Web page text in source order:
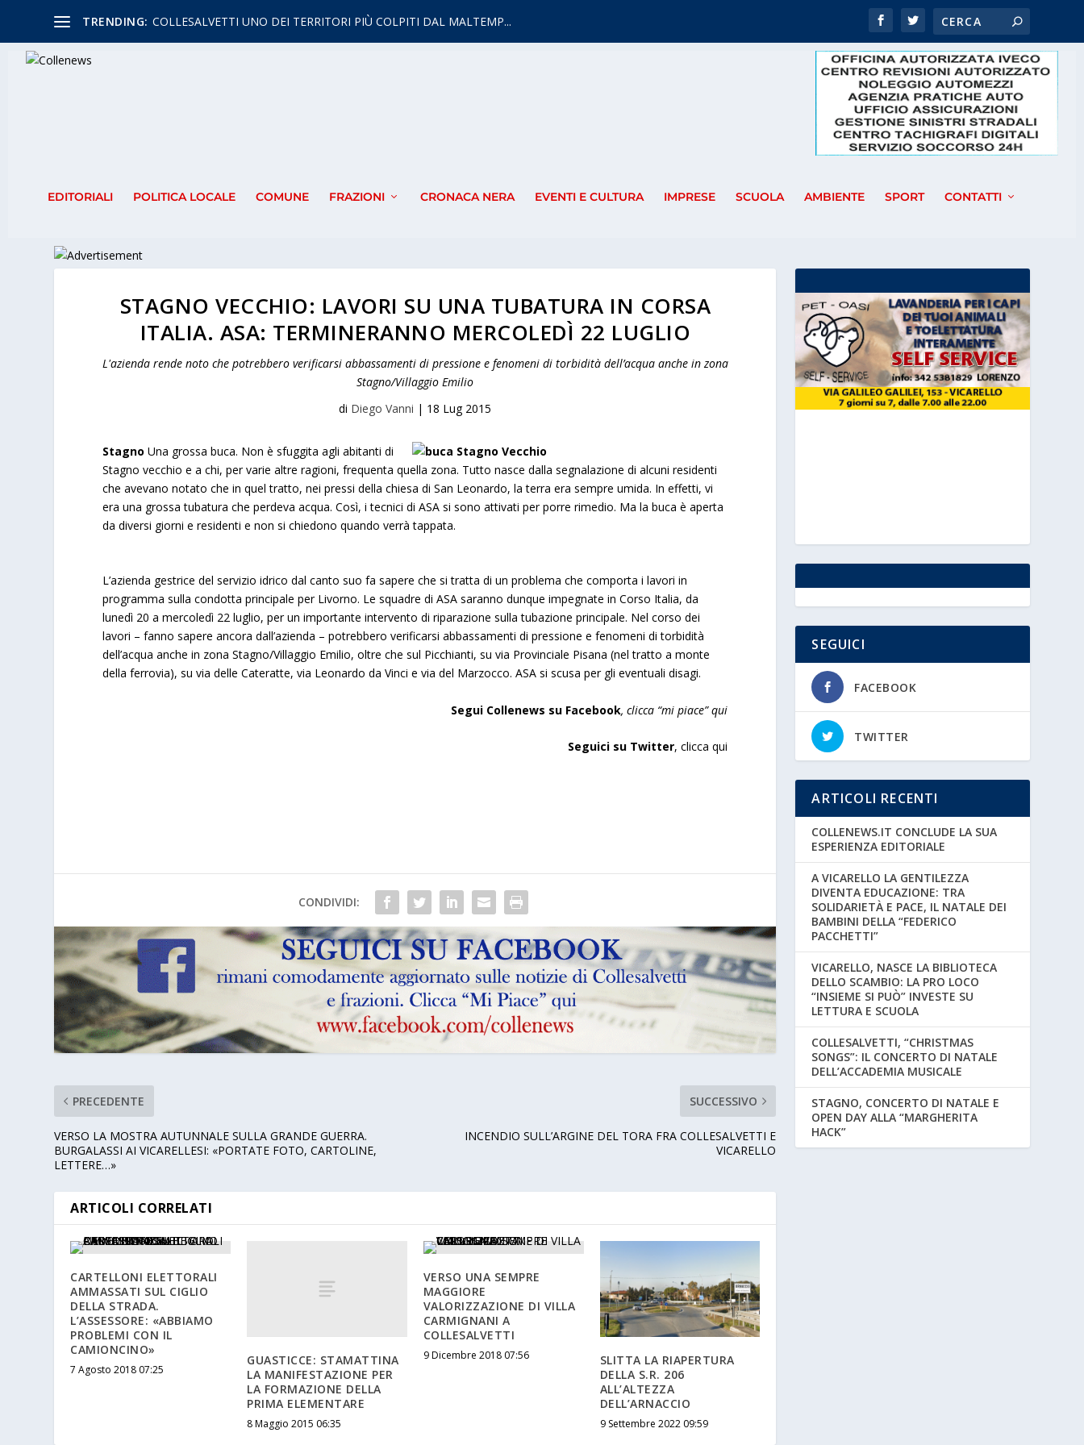
TRENDING: COLLESALVETTI UNO DEI TERRITORI PIÙ COLPITI DAL MALTEMP...
EDITORIALI POLITICA LOCALE COMUNE FRAZIONI CRONACA NERA EVENTI E CULTURA IMPRESE SCUOLA AMBIENTE SPORT CONTATTI
STAGNO VECCHIO: LAVORI SU UNA TUBATURA IN CORSA
ITALIA. ASA: TERMINERANNO MERCOLEDÌ 22 LUGLIO
L'azienda rende noto che potrebbero verificarsi abbassamenti di pressione e fenomeni di torbidità dell’acqua anche in zona
Stagno/Villaggio Emilio
di Diego Vanni | 18 Lug 2015
StagnoUna grossa buca. Non è sfuggita agli abitanti di
Stagno vecchio e a chi, per varie altre ragioni, frequenta quella zona. Tutto nasce dalla segnalazione di alcuni residenti
che avevano notato che in quel tratto, nei pressi della chiesa di San Leonardo, la terra era sempre umida. In effetti, vi
era una grossa tubatura che perdeva acqua. Così, i tecnici di ASA si sono attivati per porre rimedio. Ma la buca è aperta
da diversi giorni e residenti e non si chiedono quando verrà tappata.
L’azienda gestrice del servizio idrico dal canto suo fa sapere che si tratta di un problema che comporta i lavori in
programma sulla condotta principale per Livorno. Le squadre di ASA saranno dunque impegnate in Corso Italia, da
lunedì 20 a mercoledì 22 luglio, per un importante intervento di riparazione sulla tubazione principale. Nel corso dei
lavori – fanno sapere ancora dall’azienda – potrebbero verificarsi abbassamenti di pressione e fenomeni di torbidità
dell’acqua anche in zona Stagno/Villaggio Emilio, oltre che sul Picchianti, su via Provinciale Pisana (nel tratto a monte
della ferrovia), su via delle Cateratte, via Leonardo da Vinci e via del Marzocco. ASA si scusa per gli eventuali disagi.
Segui Collenews su Facebook, clicca “mi piace”qui
Seguici su Twitter,clicca qui
CONDIVIDI:
PRECEDENTE
VERSO LA MOSTRA AUTUNNALE SULLA GRANDE GUERRA.
BURGALASSI AI VICARELLESI: «PORTATE FOTO, CARTOLINE,
LETTERE…»
SUCCESSIVO
INCENDIO SULL’ARGINE DEL TORA FRA COLLESALVETTI E
VICARELLO
ARTICOLI CORRELATI
CARTELLONI ELETTORALI
AMMASSATI SUL CIGLIO
DELLA STRADA.
L’ASSESSORE: «ABBIAMO
PROBLEMI CON IL
CAMIONCINO»
7 Agosto 2018 07:25
GUASTICCE: STAMATTINA
LA MANIFESTAZIONE PER
LA FORMAZIONE DELLA
PRIMA ELEMENTARE
8 Maggio 2015 06:35
VERSO UNA SEMPRE
MAGGIORE
VALORIZZAZIONE DI VILLA
CARMIGNANI A
COLLESALVETTI
9 Dicembre 2018 07:56
SLITTA LA RIAPERTURA
DELLA S.R. 206
ALL’ALTEZZA
DELL’ARNACCIO
9 Settembre 2022 09:59
SEGUICI
FACEBOOK
TWITTER
ARTICOLI RECENTI
COLLENEWS.IT CONCLUDE LA SUA
ESPERIENZA EDITORIALE
A VICARELLO LA GENTILEZZA
DIVENTA EDUCAZIONE: TRA
SOLIDARIETÀ E PACE, IL NATALE DEI
BAMBINI DELLA “FEDERICO
PACCHETTI”
VICARELLO, NASCE LA BIBLIOTECA
DELLO SCAMBIO: LA PRO LOCO
“INSIEME SI PUÒ” INVESTE SU
LETTURA E SCUOLA
COLLESALVETTI, “CHRISTMAS
SONGS”: IL CONCERTO DI NATALE
DELL’ACCADEMIA MUSICALE
STAGNO, CONCERTO DI NATALE E
OPEN DAY ALLA “MARGHERITA
HACK”